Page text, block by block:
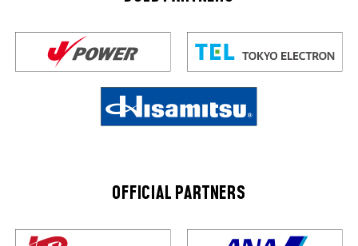
OFFICIAL PARTNERS